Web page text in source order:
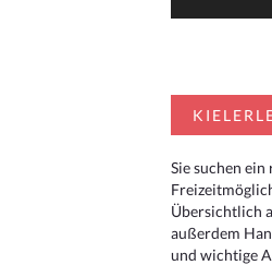
Sie suchen
Übersichtlich
außerdem
und wichtige